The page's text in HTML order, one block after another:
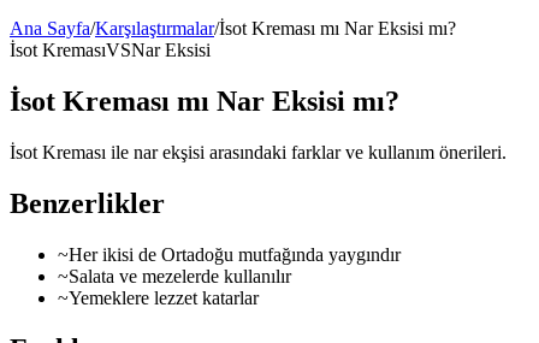
Ana Sayfa/Karşılaştırmalar/İsot Kreması mı Nar Eksisi mı?
İsot KremasıVSNar Eksisi
İsot Kreması mı Nar Eksisi mı?
İsot Kreması ile nar ekşisi arasındaki farklar ve kullanım önerileri.
Benzerlikler
~Her ikisi de Ortadoğu mutfağında yaygındır
~Salata ve mezelerde kullanılır
~Yemeklere lezzet katarlar